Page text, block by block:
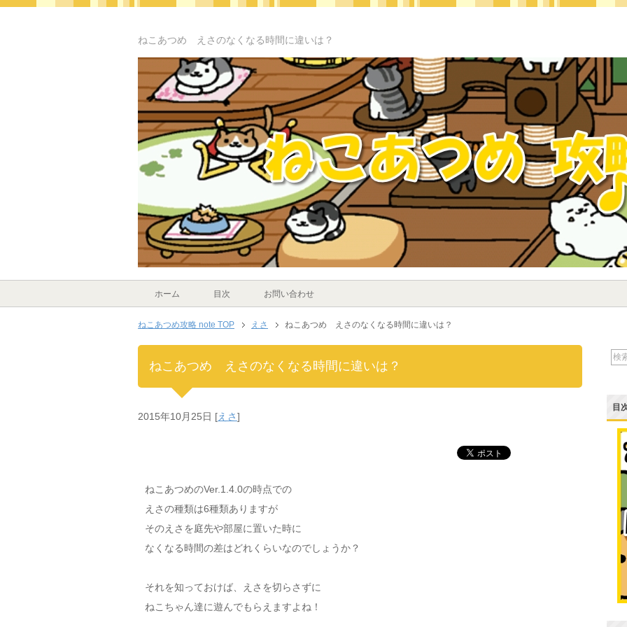
ねこあつめ えさのなくなる時間に違いは？
ホーム 目次 お問い合わせ
ねこあつめ攻略 note TOP えさ ねこあつめ えさのなくなる時間に違いは？
ねこあつめ えさのなくなる時間に違いは？
2015年10月25日 [えさ]
ねこあつめのVer.1.4.0の時点での
えさの種類は6種類ありますが
そのえさを庭先や部屋に置いた時に
なくなる時間の差はどれくらいなのでしょうか？
それを知っておけば、えさを切らさずに
ねこちゃん達に遊んでもらえますよね！
目